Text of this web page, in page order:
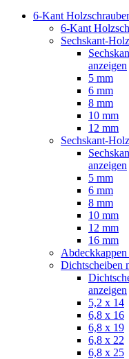
6-Kant
6-Kant
Sechskant-
anzeigen
5 mm
6 mm
8 mm
10 mm
12 mm
Sechskant-
anzeigen
5 mm
6 mm
8 mm
10 mm
12 mm
16 mm
Dichtscheiben
anzeigen
5,2 x 14
6,8 x 16
6,8 x 19
6,8 x 22
6,8 x 25